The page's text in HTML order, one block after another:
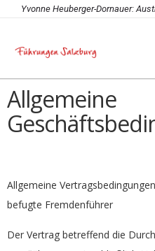
Yvonne Heuberger-Dornauer:
Allgemeine
Allgemeine
befugte Fremdenführer
Der Vertrag betreffend die